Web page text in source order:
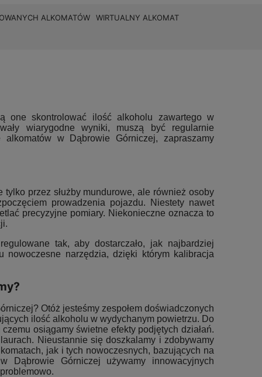
ALKOMATÓW
WIRTUALNY ALKOMAT
one skontrolować ilość alkoholu zawartego w
wiarygodne wyniki, muszą być regularnie
w Dąbrowie Górniczej, zapraszamy
przez służby mundurowe, ale również osoby
prowadzenia pojazdu. Niestety nawet
precyzyjne pomiary. Niekonieczne oznacza to
tak, aby dostarczało, jak najbardziej
nowoczesne narzędzia, dzięki którym kalibracja
Otóż jesteśmy zespołem doświadczonych
ilość alkoholu w wydychanym powietrzu. Do
osiągamy świetne efekty podjętych działań.
Nieustannie się doszkalamy i zdobywamy
jak i tych nowoczesnych, bazujących na
Dąbrowie Górniczej używamy innowacyjnych